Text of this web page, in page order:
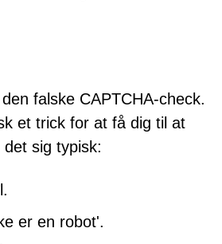
falske CAPTCHA-check.
et trick for at få dig til at
sig typisk:
er en robot'.